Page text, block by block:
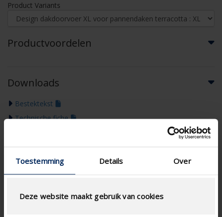
Toestemming Details Over
Deze website maakt gebruik van cookies
Product Variants
Productvoordelen
Downloads
Bestektekst
Technische fiche